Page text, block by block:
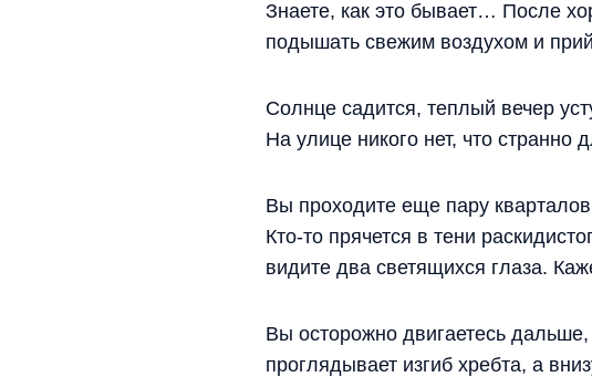
Знаете, как это бывает… После
подышать свежим воздухом и
Солнце садится, теплый вечер
На улице никого нет, что странно
Вы проходите еще пару
Кто-то прячется в тени
видите два светящихся глаза.
Вы осторожно двигаетесь
проглядывает изгиб хребта, а